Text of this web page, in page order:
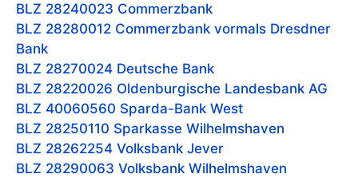
BLZ 28240023 Commerzbank
BLZ 28280012 Commerzbank vormals Dresdner
Bank
BLZ 28270024 Deutsche Bank
BLZ 28220026 Oldenburgische Landesbank AG
BLZ 40060560 Sparda-Bank West
BLZ 28250110 Sparkasse Wilhelmshaven
BLZ 28262254 Volksbank Jever
BLZ 28290063 Volksbank Wilhelmshaven